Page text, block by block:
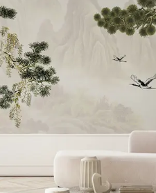
/m²
Premium
56.6734
Peel and Stick